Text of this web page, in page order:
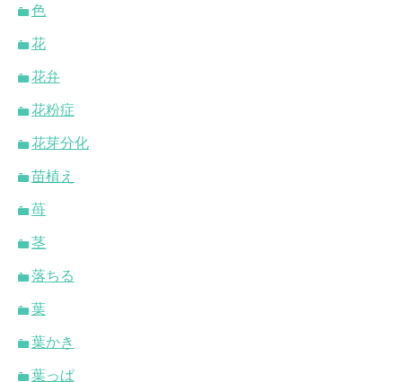
色
花
花弁
花粉症
花芽分化
苗植え
苺
茎
落ちる
葉
葉かき
葉っぱ